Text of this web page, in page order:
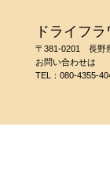
ドライフ
〒381-0201 長野
お問い合わせは
TEL： 080-4355-